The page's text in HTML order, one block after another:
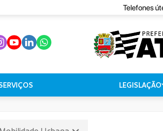
Telefones
LEGISLAÇÃO